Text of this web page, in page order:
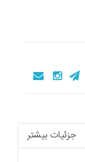
جزئیات بیشتر